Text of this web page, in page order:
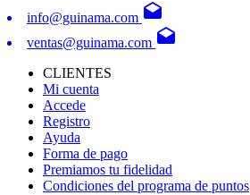
info@guinama.com drafts
ventas@guinama.com drafts
CLIENTES
Mi cuenta
Accede
Registro
Ayuda
Forma de pago
Premiamos tu fidelidad
Condiciones del programa de puntos